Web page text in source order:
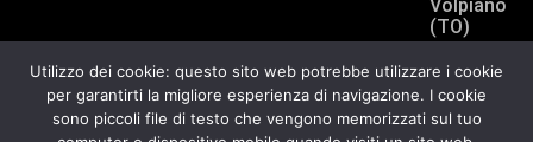
Volpiano
(TO)
Utilizzo dei cookie: questo sito web potrebbe utilizzare i cookie
per garantirti la migliore esperienza di navigazione. I cookie
sono piccoli file di testo che vengono memorizzati sul tuo